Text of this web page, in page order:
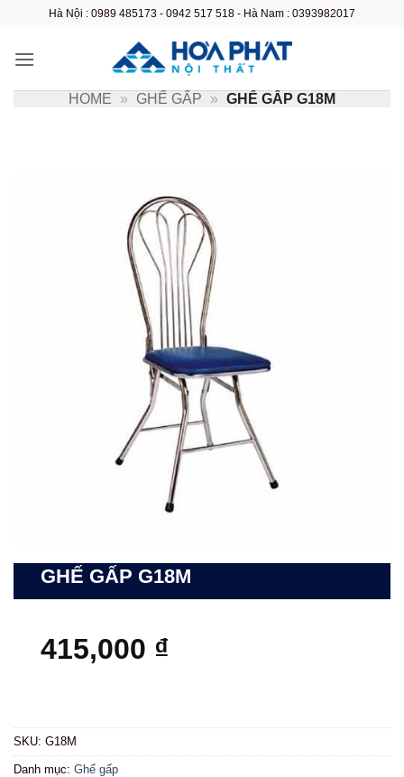
nội
Hà Nội : 0989 485173 - 0942 517 518 - Hà Nam : 0393982017
HOME » GHẾ GẤP » GHẾ GẤP G18M
GHẾ GẤP G18M
415,000 ₫
SKU: G18M
Danh mục: Ghế gấp